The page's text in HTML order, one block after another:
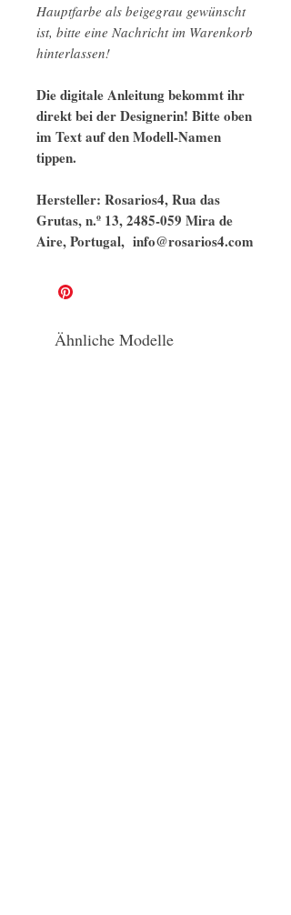
Hauptfarbe als beigegrau gewünscht
ist, bitte eine Nachricht im Warenkorb
hinterlassen!
Die digitale Anleitung bekommt ihr
direkt bei der Designerin! Bitte oben
im Text auf den Modell-Namen
tippen.
Hersteller: Rosarios4, Rua das
Grutas, n.º 13, 2485-059 Mira de
Aire, Portugal, info@rosarios4.com
Ähnliche Modelle